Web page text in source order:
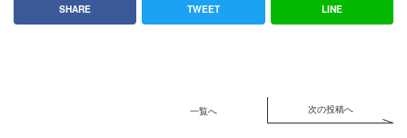
SHARE TWEET LINE
一覧へ 次の投稿へ